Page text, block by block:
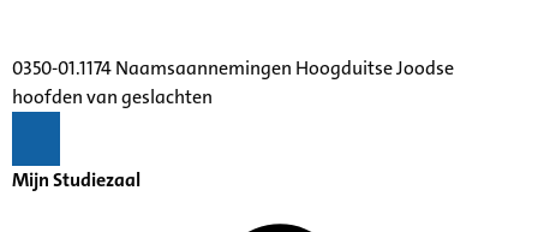
0350-01.1174 Naamsaannemingen Hoogduitse Joodse
hoofden van geslachten
Mijn Studiezaal